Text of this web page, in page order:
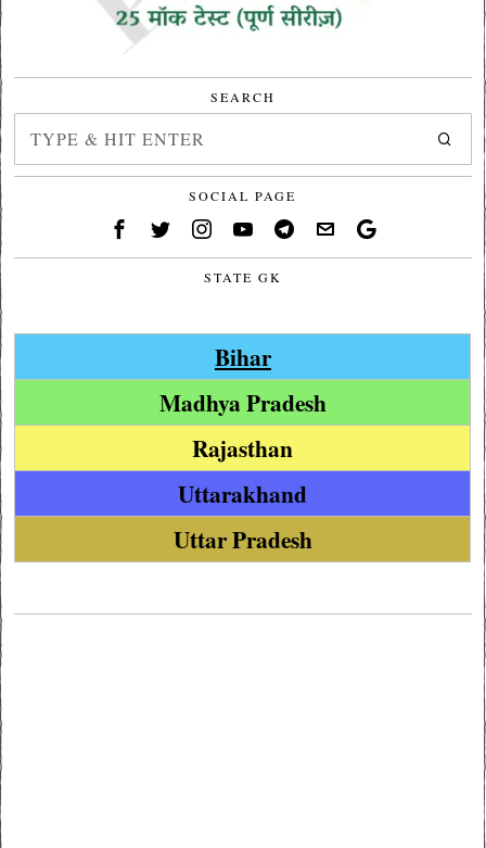
SEARCH
SOCIAL PAGE
STATE GK
Bihar
Madhya Pradesh
Rajasthan
Uttarakhand
Uttar Pradesh